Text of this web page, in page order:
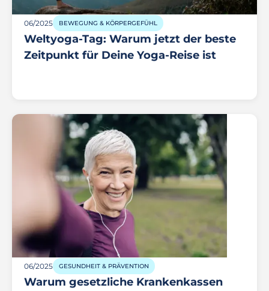
06/2025 BEWEGUNG & KÖRPERGEFÜHL
Weltyoga-Tag: Warum jetzt der beste
Zeitpunkt für Deine Yoga-Reise ist
06/2025 GESUNDHEIT & PRÄVENTION
Warum gesetzliche Krankenkassen